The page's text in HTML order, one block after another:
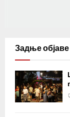
Задње објаве